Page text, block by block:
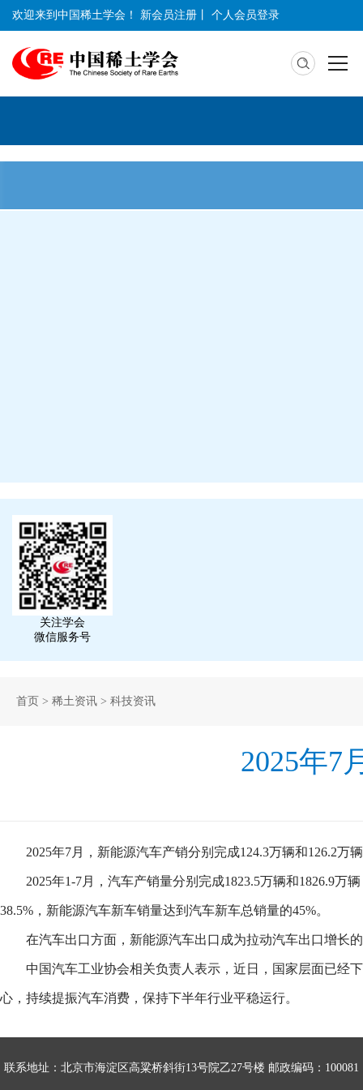
欢迎来到中国稀土学会！ 新会员注册 个人会员登录
关注学会
微信服务号
首页 > 稀土资讯 > 科技资讯
2025年7
2025年7月，新能源汽车产销分别完成124.3万辆和126.2万
2025年1-7月，汽车产销量分别完成1823.5万辆和1826.9万
38.5%，新能源汽车新车销量达到汽车新车总销量的45%。
在汽车出口方面，新能源汽车出口成为拉动汽车出口增长
中国汽车工业协会相关负责人表示，近日，国家层面已经
心，持续提振汽车消费，保持下半年行业平稳运行。
联系地址：北京市海淀区高粱桥斜街13号院乙27号楼 邮政编码：100081